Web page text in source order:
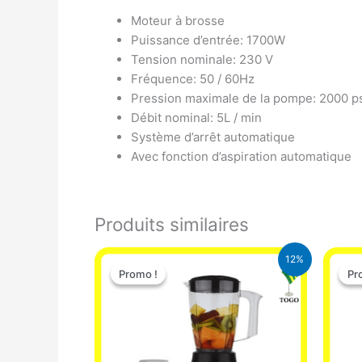
Moteur à brosse
Puissance d’entrée: 1700W
Tension nominale: 230 V
Fréquence: 50 / 60Hz
Pression maximale de la pompe: 2000
Débit nominal: 5L / min
Système d’arrêt automatique
Avec fonction d’aspiration automatique
Produits similaires
12%
Promo !
Promo !
Le
initial
25.000 CFA.
Le
actuel
est :
22.000 CFA.